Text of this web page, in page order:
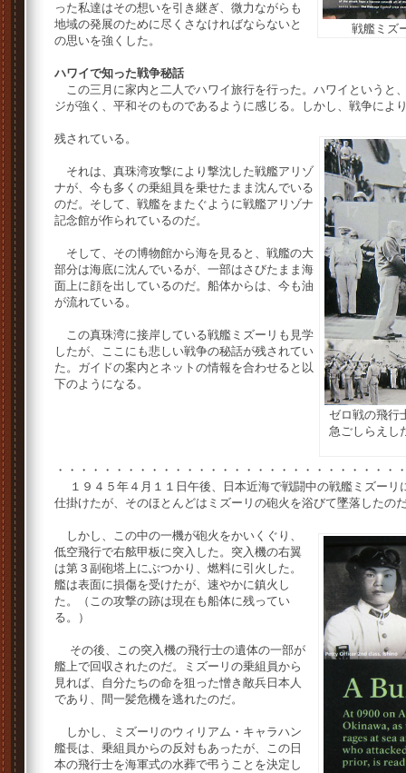
戦艦ミズ
った私達はその想いを引き継ぎ、微力ながらも
地域の発展のために尽くさなければならないと
の思いを強くした。
ハワイで知った戦争秘話
この三月に家内と二人でハワイ旅行を行った。ハワイというと
ジが強く、平和そのものであるように感じる。しかし、戦争によ
ゼロ戦の飛行
急ごしらえし
残されている。
それは、真珠湾攻撃により撃沈した戦艦アリゾ
ナが、今も多くの乗組員を乗せたまま沈んでいる
のだ。そして、戦艦をまたぐように戦艦アリゾナ
記念館が作られているのだ。
そして、その博物館から海を見ると、戦艦の大
部分は海底に沈んでいるが、一部はさびたまま海
面上に顔を出しているのだ。船体からは、今も油
が流れている。
この真珠湾に接岸している戦艦ミズーリも見学
したが、ここにも悲しい戦争の秘話が残されてい
た。ガイドの案内とネットの情報を合わせると以
下のようになる。
・・・・・・・・・・・・・・・・・・・・・・・・・・・・
１９４５年４月１１日午後、日本近海で戦闘中の戦艦ミズーリ
仕掛けたが、そのほとんどはミズーリの砲火を浴びて墜落したの
しかし、この中の一機が砲火をかいくぐり、
低空飛行で右舷甲板に突入した。突入機の右翼
は第３副砲塔上にぶつかり、燃料に引火した。
艦は表面に損傷を受けたが、速やかに鎮火し
た。（この攻撃の跡は現在も船体に残ってい
る。）
その後、この突入機の飛行士の遺体の一部が
艦上で回収されたのだ。ミズーリの乗組員から
見れば、自分たちの命を狙った憎き敵兵日本人
であり、間一髪危機を逃れたのだ。
しかし、ミズーリのウィリアム・キャラハン
艦長は、乗組員からの反対もあったが、この日
本の飛行士を海軍式の水葬で弔うことを決定し